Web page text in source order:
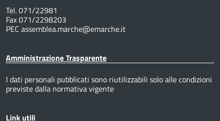
Tel. 071/22981
Fax 071/2298203
PEC assemblea.marche@emarche.it
Amministrazione Trasparente
I dati personali pubblicati sono riutilizzabili solo alle condizioni
previste dalla normativa vigente
Link utili